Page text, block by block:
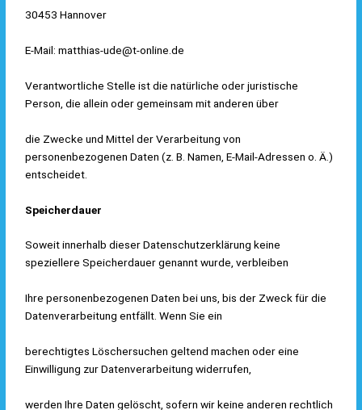
30453 Hannover
E-Mail: matthias-ude@t-online.de
Verantwortliche Stelle ist die natürliche oder juristische
Person, die allein oder gemeinsam mit anderen über
die Zwecke und Mittel der Verarbeitung von
personenbezogenen Daten (z. B. Namen, E-Mail-Adressen o. Ä.)
entscheidet.
Speicherdauer
Soweit innerhalb dieser Datenschutzerklärung keine
speziellere Speicherdauer genannt wurde, verbleiben
Ihre personenbezogenen Daten bei uns, bis der Zweck für die
Datenverarbeitung entfällt. Wenn Sie ein
berechtigtes Löschersuchen geltend machen oder eine
Einwilligung zur Datenverarbeitung widerrufen,
werden Ihre Daten gelöscht, sofern wir keine anderen rechtlich